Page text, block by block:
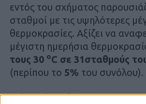
εντός του σχήματος
σταθμοί με τις υψηλότερες
θερμοκρασίες. Αξίζει να
μέγιστη ημερήσια
τους 30 οC σε 31σταθμούς
(περίπου το 5% του συνόλου).
Τελευταίες Ειδήσεις Σήμερα